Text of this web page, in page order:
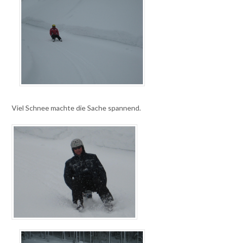
Viel Schnee machte die Sache spannend.